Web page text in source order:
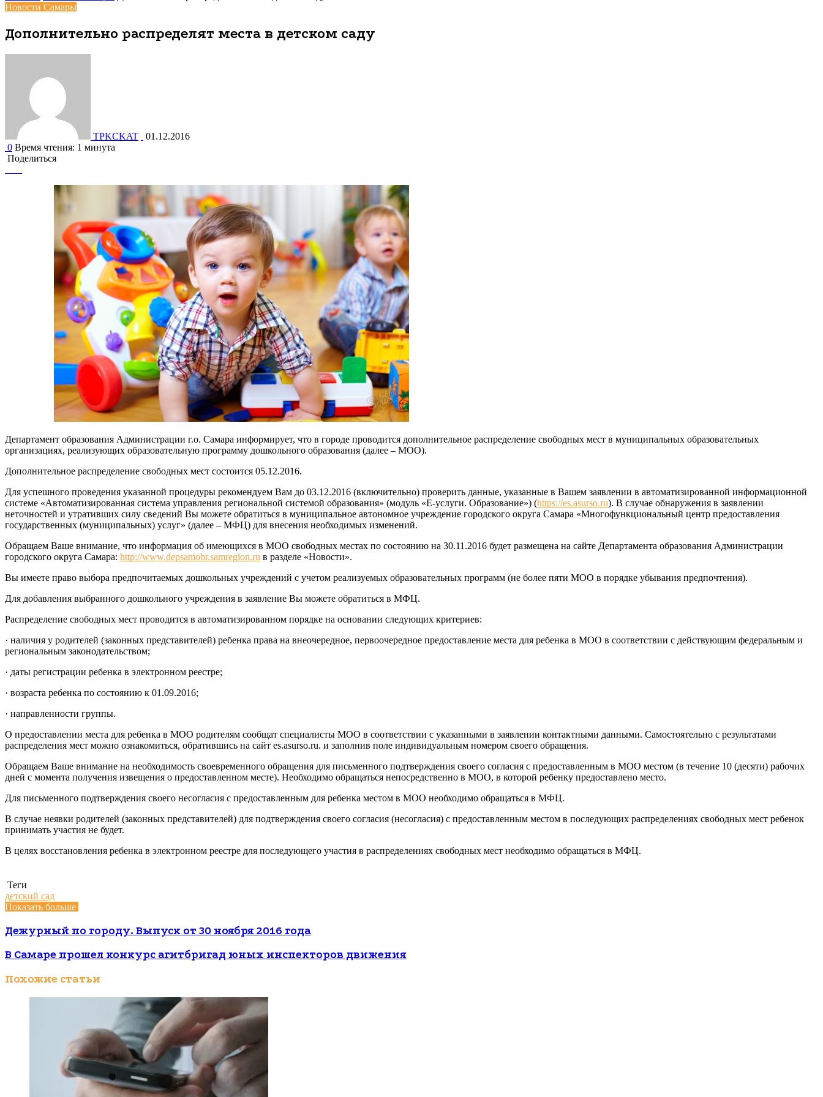
Новости Самары
Дополнительно распределят места в детском саду
TPKCKAT
01.12.2016
0 Время чтения: 1 минута
Поделиться
электронную
Департамент образования Администрации г.о. Самара информирует, что в городе проводится дополнительное распределение свободных мест в муниципальных образовательных
организациях, реализующих образовательную программу дошкольного образования (далее – МОО).
Дополнительное распределение свободных мест состоится 05.12.2016.
Для успешного проведения указанной процедуры рекомендуем Вам до 03.12.2016 (включительно) проверить данные, указанные в Вашем заявлении в автоматизированной информационной
системе «Автоматизированная система управления региональной системой образования» (модуль «Е-услуги. Образование») (https://es.asurso.ru). В случае обнаружения в заявлении
неточностей и утративших силу сведений Вы можете обратиться в муниципальное автономное учреждение городского округа Самара «Многофункциональный центр предоставления
государственных (муниципальных) услуг» (далее – МФЦ) для внесения необходимых изменений.
Обращаем Ваше внимание, что информация об имеющихся в МОО свободных местах по состоянию на 30.11.2016 будет размещена на сайте Департамента образования Администрации
городского округа Самара: http://www.depsamobr.samregion.ru в разделе «Новости».
Вы имеете право выбора предпочитаемых дошкольных учреждений с учетом реализуемых образовательных программ (не более пяти МОО в порядке убывания предпочтения).
Для добавления выбранного дошкольного учреждения в заявление Вы можете обратиться в МФЦ.
Распределение свободных мест проводится в автоматизированном порядке на основании следующих критериев:
· наличия у родителей (законных представителей) ребенка права на внеочередное, первоочередное предоставление места для ребенка в МОО в соответствии с действующим федеральным и
региональным законодательством;
· даты регистрации ребенка в электронном реестре;
· возраста ребенка по состоянию к 01.09.2016;
· направленности группы.
О предоставлении места для ребенка в МОО родителям сообщат специалисты МОО в соответствии с указанными в заявлении контактными данными. Самостоятельно с результатами
распределения мест можно ознакомиться, обратившись на сайт es.asurso.ru. и заполнив поле индивидуальным номером своего обращения.
Обращаем Ваше внимание на необходимость своевременного обращения для письменного подтверждения своего согласия с предоставленным в МОО местом (в течение 10 (десяти) рабочих
дней с момента получения извещения о предоставленном месте). Необходимо обращаться непосредственно в МОО, в которой ребенку предоставлено место.
Для письменного подтверждения своего несогласия с предоставленным для ребенка местом в МОО необходимо обращаться в МФЦ.
В случае неявки родителей (законных представителей) для подтверждения своего согласия (несогласия) с предоставленным местом в последующих распределениях свободных мест ребенок
принимать участия не будет.
В целях восстановления ребенка в электронном реестре для последующего участия в распределениях свободных мест необходимо обращаться в МФЦ.
Теги
детский сад
Показать больше
Дежурный по городу. Выпуск от 30 ноября 2016 года
В Самаре прошел конкурс агитбригад юных инспекторов движения
Похожие статьи